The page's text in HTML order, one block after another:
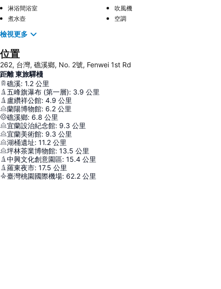
淋浴間浴室
吹風機
煮水壺
空調
檢視更多
位置
262, 台灣, 礁溪鄉, No. 2號, Fenwei 1st Rd
距離 東旅驛棧
礁溪: 1.2 公里
五峰旗瀑布 (第一層): 3.9 公里
盧纘祥公館: 4.9 公里
蘭陽博物館: 6.2 公里
礁溪鄉: 6.8 公里
宜蘭設治紀念館: 9.3 公里
宜蘭美術館: 9.3 公里
湖桶遺址: 11.2 公里
坪林茶業博物館: 13.5 公里
中興文化創意園區: 15.4 公里
羅東夜市: 17.5 公里
臺灣桃園國際機場: 62.2 公里